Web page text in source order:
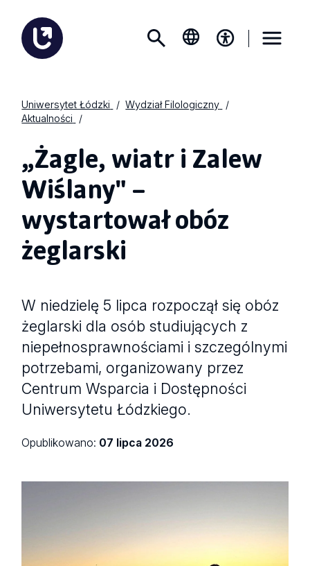
Uniwersytet Łódzki
Wydział Filologiczny
Aktualności
„Żagle, wiatr i Zalew
Wiślany" –
wystartował obóz
żeglarski
W niedzielę 5 lipca rozpoczął się obóz
żeglarski dla osób studiujących z
niepełnosprawnościami i szczególnymi
potrzebami, organizowany przez
Centrum Wsparcia i Dostępności
Uniwersytetu Łódzkiego.
Opublikowano: 07 lipca 2026